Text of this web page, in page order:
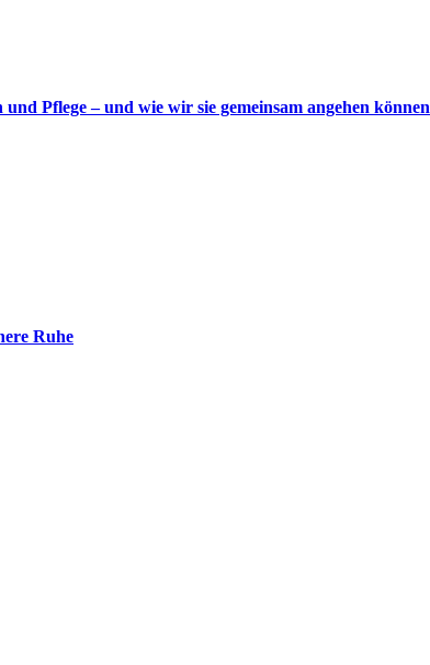
Pflege – und wie wir sie gemeinsam angehen können
Ruhe